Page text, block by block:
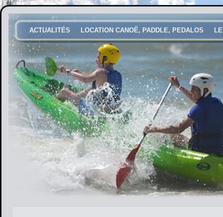
ACTUALITÉS LOCATION CANOË, PADDLE, PEDALOS